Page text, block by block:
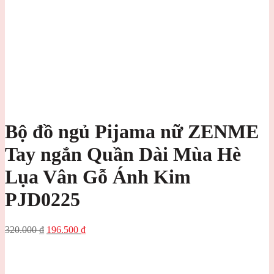
Bộ đồ ngủ Pijama nữ ZENME
Tay ngắn Quần Dài Mùa Hè
Lụa Vân Gỗ Ánh Kim
PJD0225
320.000₫ Giá
196.500 ₫Giá